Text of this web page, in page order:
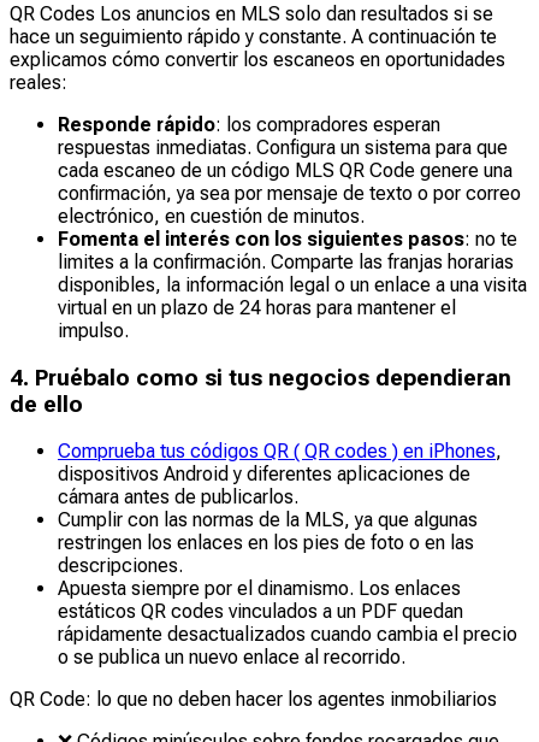
QR Codes Los anuncios en MLS solo dan resultados si se
hace un seguimiento rápido y constante. A continuación te
explicamos cómo convertir los escaneos en oportunidades
reales:
Responde rápido: los compradores esperan
respuestas inmediatas. Configura un sistema para que
cada escaneo de un código MLS QR Code genere una
confirmación, ya sea por mensaje de texto o por correo
electrónico, en cuestión de minutos.
Fomenta el interés con los siguientes pasos: no te
limites a la confirmación. Comparte las franjas horarias
disponibles, la información legal o un enlace a una visita
virtual en un plazo de 24 horas para mantener el
impulso.
4. Pruébalo como si tus negocios dependieran
de ello
Comprueba tus códigos QR ( QR codes ) en iPhones,
dispositivos Android y diferentes aplicaciones de
cámara antes de publicarlos.
Cumplir con las normas de la MLS, ya que algunas
restringen los enlaces en los pies de foto o en las
descripciones.
Apuesta siempre por el dinamismo. Los enlaces
estáticos QR codes vinculados a un PDF quedan
rápidamente desactualizados cuando cambia el precio
o se publica un nuevo enlace al recorrido.
QR Code: lo que no deben hacer los agentes inmobiliarios